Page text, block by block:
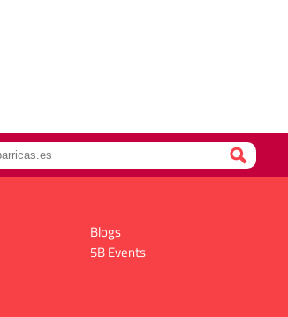
Blogs
5B Events